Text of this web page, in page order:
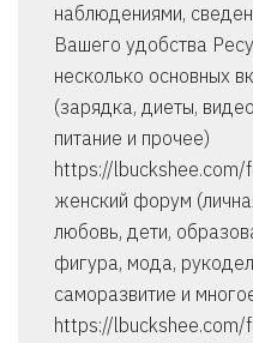
наблюдениями,
Вашего удобства
несколько основных
(зарядка, диеты,
питание и прочее)
https://
женский форум
любовь, дети,
фигура, мода,
саморазвитие и
https://